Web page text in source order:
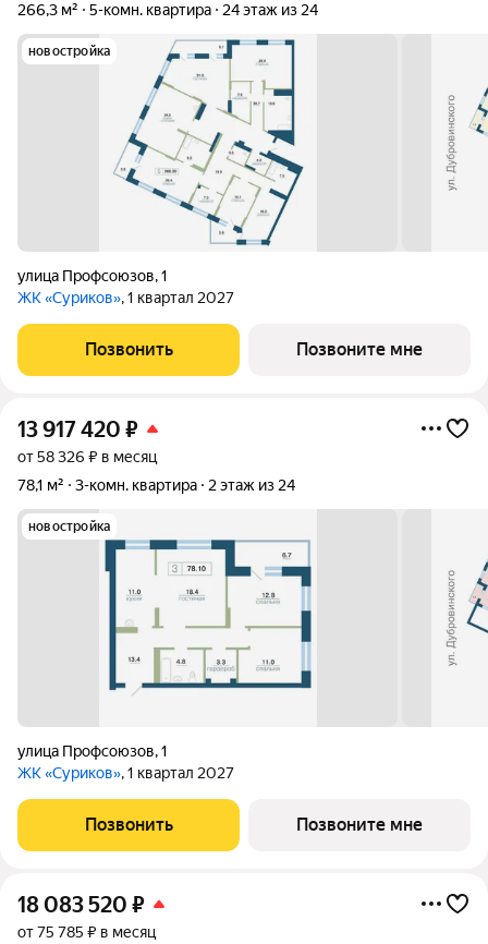
266,3 м²
5-комн. квартира 24 этаж из 24
новостройка
улица Профсоюзов,1
ЖК «Суриков», 1 квартал 2027
Позвонить Позвоните мне
13 917 420 ₽
от 58 326 ₽ в месяц
78,1 м²
3-комн. квартира 2 этаж из 24
новостройка
улица Профсоюзов,1
ЖК «Суриков», 1 квартал 2027
Позвонить Позвоните мне
18 083 520 ₽
от 75 785 ₽ в месяц